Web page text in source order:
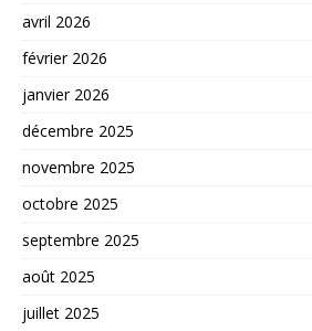
avril 2026
février 2026
janvier 2026
décembre 2025
novembre 2025
octobre 2025
septembre 2025
août 2025
juillet 2025